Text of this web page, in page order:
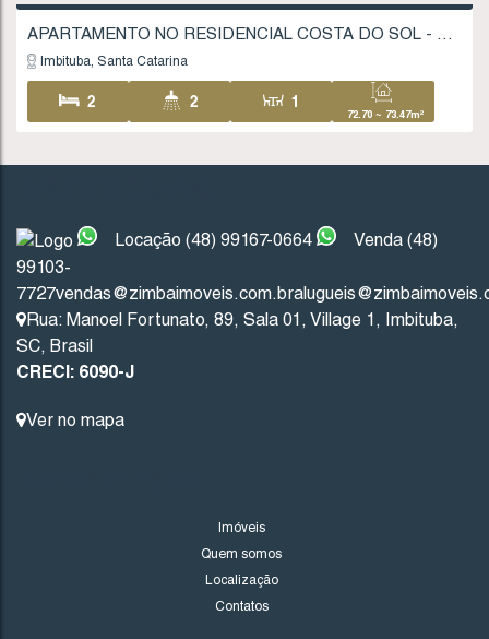
1209 (AP0349)
Vendas a partir de
Imbituba Santa Catarina
2 2
72 .70~
1
Locação (48) 99167-0664
Venda (48)
99103-
7727vendas@zimbaimoveis.com.br
Rua: Manoel Fortunato, 89, Sala 01, Village 1, Imbituba,
SC, Brasil
CRECI: 6090-J
Ver no mapa
Imóveis
Quem somos
Localização
Contatos